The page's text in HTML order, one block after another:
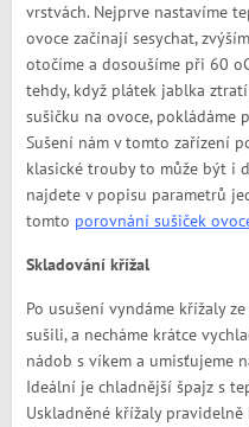
vrstvách. Nejprve nastavíme
ovoce začínají sesychat,
otočíme a dosoušíme při 60 o
tehdy, když plátek jablka
sušičku na ovoce, pokládáme
Sušení nám v tomto zařízení
klasické trouby to může být i
najdete v popisu parametrů
tomto porovnání sušiček
Skladování křížal
Po usušení vyndáme křížaly
sušili, a necháme krátce
nádob s víkem a umisťujeme
Ideální je chladnější špajz s
Uskladněné křížaly